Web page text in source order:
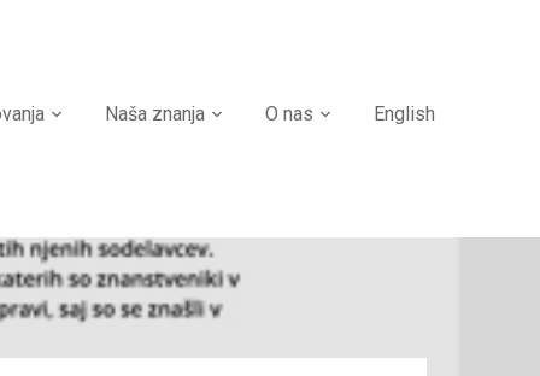
Naša znanja O nas English